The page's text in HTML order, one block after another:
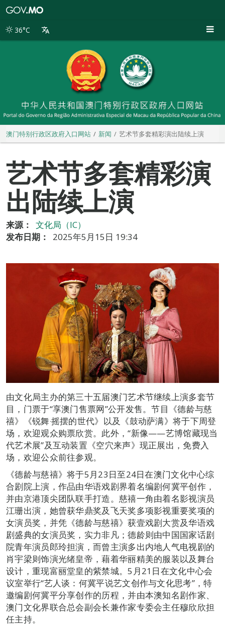
别
36°C
澳门特别行政区政府入口网站 新闻 艺术节多套精彩演出陆续上演
艺术节多套精彩演
出陆续上演
来源：
文化局（IC）
发布日期：
2025年5月15日 19:34
由文化局主办的第三十五届澳门艺术节继续上演多套节
目，门票于“享澳门售票网”公开发售。节目《德龄与慈
禧》《锐舞‧摇摆的世代》以及《鼓动萨满》将于下周登
场，欢迎观众购票欣赏。此外，“新像——艺博馆藏现当
代艺术展”及互动装置《空穴来声》现正展出，免费入
场，欢迎公众前往参观。
《德龄与慈禧》将于5月23日至24日在澳门文化中心综
合剧院上演，作品由华语戏剧界着名编剧何冀平创作，
并由京港顶尖团队联手打造。慈禧一角由着名影视演员
江珊出演，她曾获华鼎奖及飞天奖多项影视重要奖项的
女演员奖，并凭《德龄与慈禧》获壹戏剧大赏及华语戏
剧盛典的女演员奖，实力非凡；德龄则由中国国家话剧
院青年演员郎玲担演，而曾主演多出内地人气电视剧的
肖宇梁则饰演光绪皇帝，藉着华丽精美的服装以及舞台
设计，重现富丽堂皇的紫禁城。5月21日在文化中心会
议室举行“艺人谈：何冀平说艺文创作与文化思考”，特
邀编剧何冀平分享创作的历程，并由本澳知名剧作家、
澳门文化界联合总会副会长兼作家专委会主任穆欣欣担
任主持。